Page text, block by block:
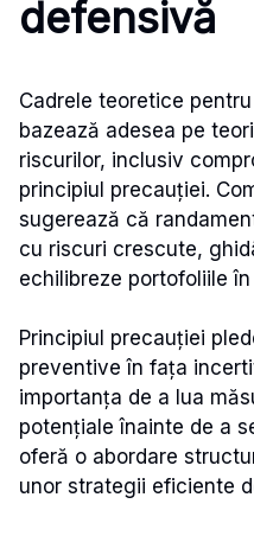
defensivă
Cadrele teoretice
bazează adesea pe
riscurilor, inclusiv
principiul precauției.
sugerează că
cu riscuri crescute,
echilibreze portofoliile
Principiul precauției
preventive în fața
importanța de a lua
potențiale înainte de a
oferă o abordare
unor strategii eficiente